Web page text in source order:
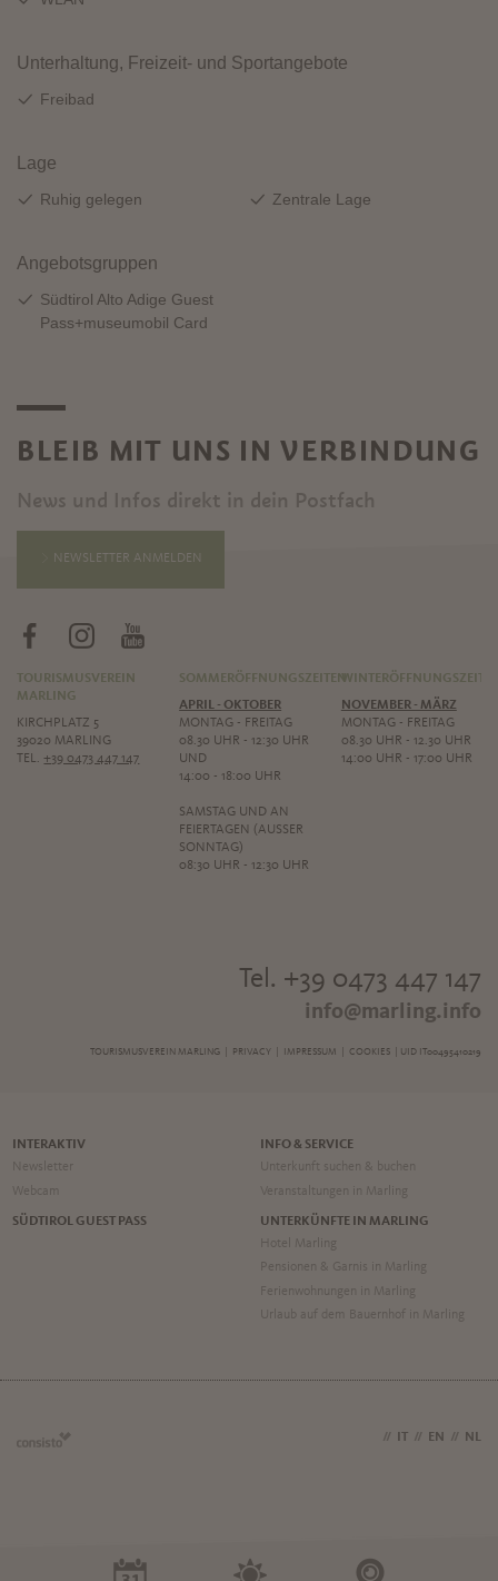
BLEIB MIT UNS IN VERBINDUNG
News und Infos direkt in dein Postfach
NEWSLETTER ANMELDEN
TOURISMUSVEREIN
MARLING
KIRCHPLATZ 5
39020 MARLING
TEL.+39 0473 447 147
SOMMERÖFFNUNGSZEITEN
APRIL - OKTOBER
MONTAG - FREITAG
08.30 UHR - 12:30 UHR
UND
14:00 - 18:00 UHR
SAMSTAG UND AN
FEIERTAGEN (AUSSER S
ONNTAG)
08:30 UHR - 12:30 UHR
NOVEMBER - MÄRZ
MONTAG - FREITAG
08.30 UHR - 12.30 UHR
14:00 UHR - 17:00 UHR
Tel. +39 0473 447 147
info@marling.info
TOURISMUSVEREIN MARLING | PRIVACY| IMPRESSUM COOKIES | UID IT00495410219
INTERAKTIV
Newsletter
Webcam
INFO & SERVICE
Unterkunft suchen & buchen
Veranstaltungen in Marling
SÜDTIROL GUEST PASS
UNTERKÜNFTE IN MARLING
Hotel Marling
Pensionen & Garnis in Marling
Ferienwohnungen in Marling
Urlaub auf dem Bauernhof in Marling
// IT // EN // NL